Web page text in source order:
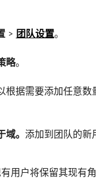
> 团队设置。
略。
根据需要添加任意数
域。 添加到团队的新
用户将保留其现有